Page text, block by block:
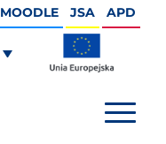
MOODLE JSA APD